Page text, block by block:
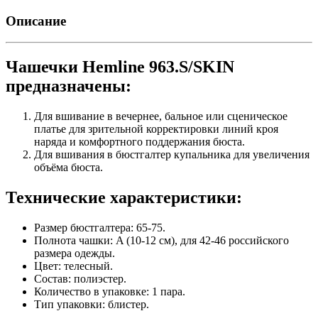
Описание
Чашечки Hemline 963.S/SKIN
предназначены:
Для вшивание в вечернее, бальное или сценическое
платье для зрительной корректировки линий кроя
наряда и комфортного поддержания бюста.
Для вшивания в бюстгалтер купальника для увеличения
объёма бюста.
Технические характеристики:
Размер бюстгалтера: 65-75.
Полнота чашки: A (10-12 см), для 42-46 российского
размера одежды.
Цвет: телесный.
Состав: полиэстер.
Количество в упаковке: 1 пара.
Тип упаковки: блистер.